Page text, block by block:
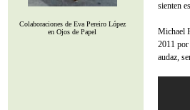
Colaboraciones de Eva Pereiro López
en Ojos de Papel
sienten
Michael
2011 por
audaz,